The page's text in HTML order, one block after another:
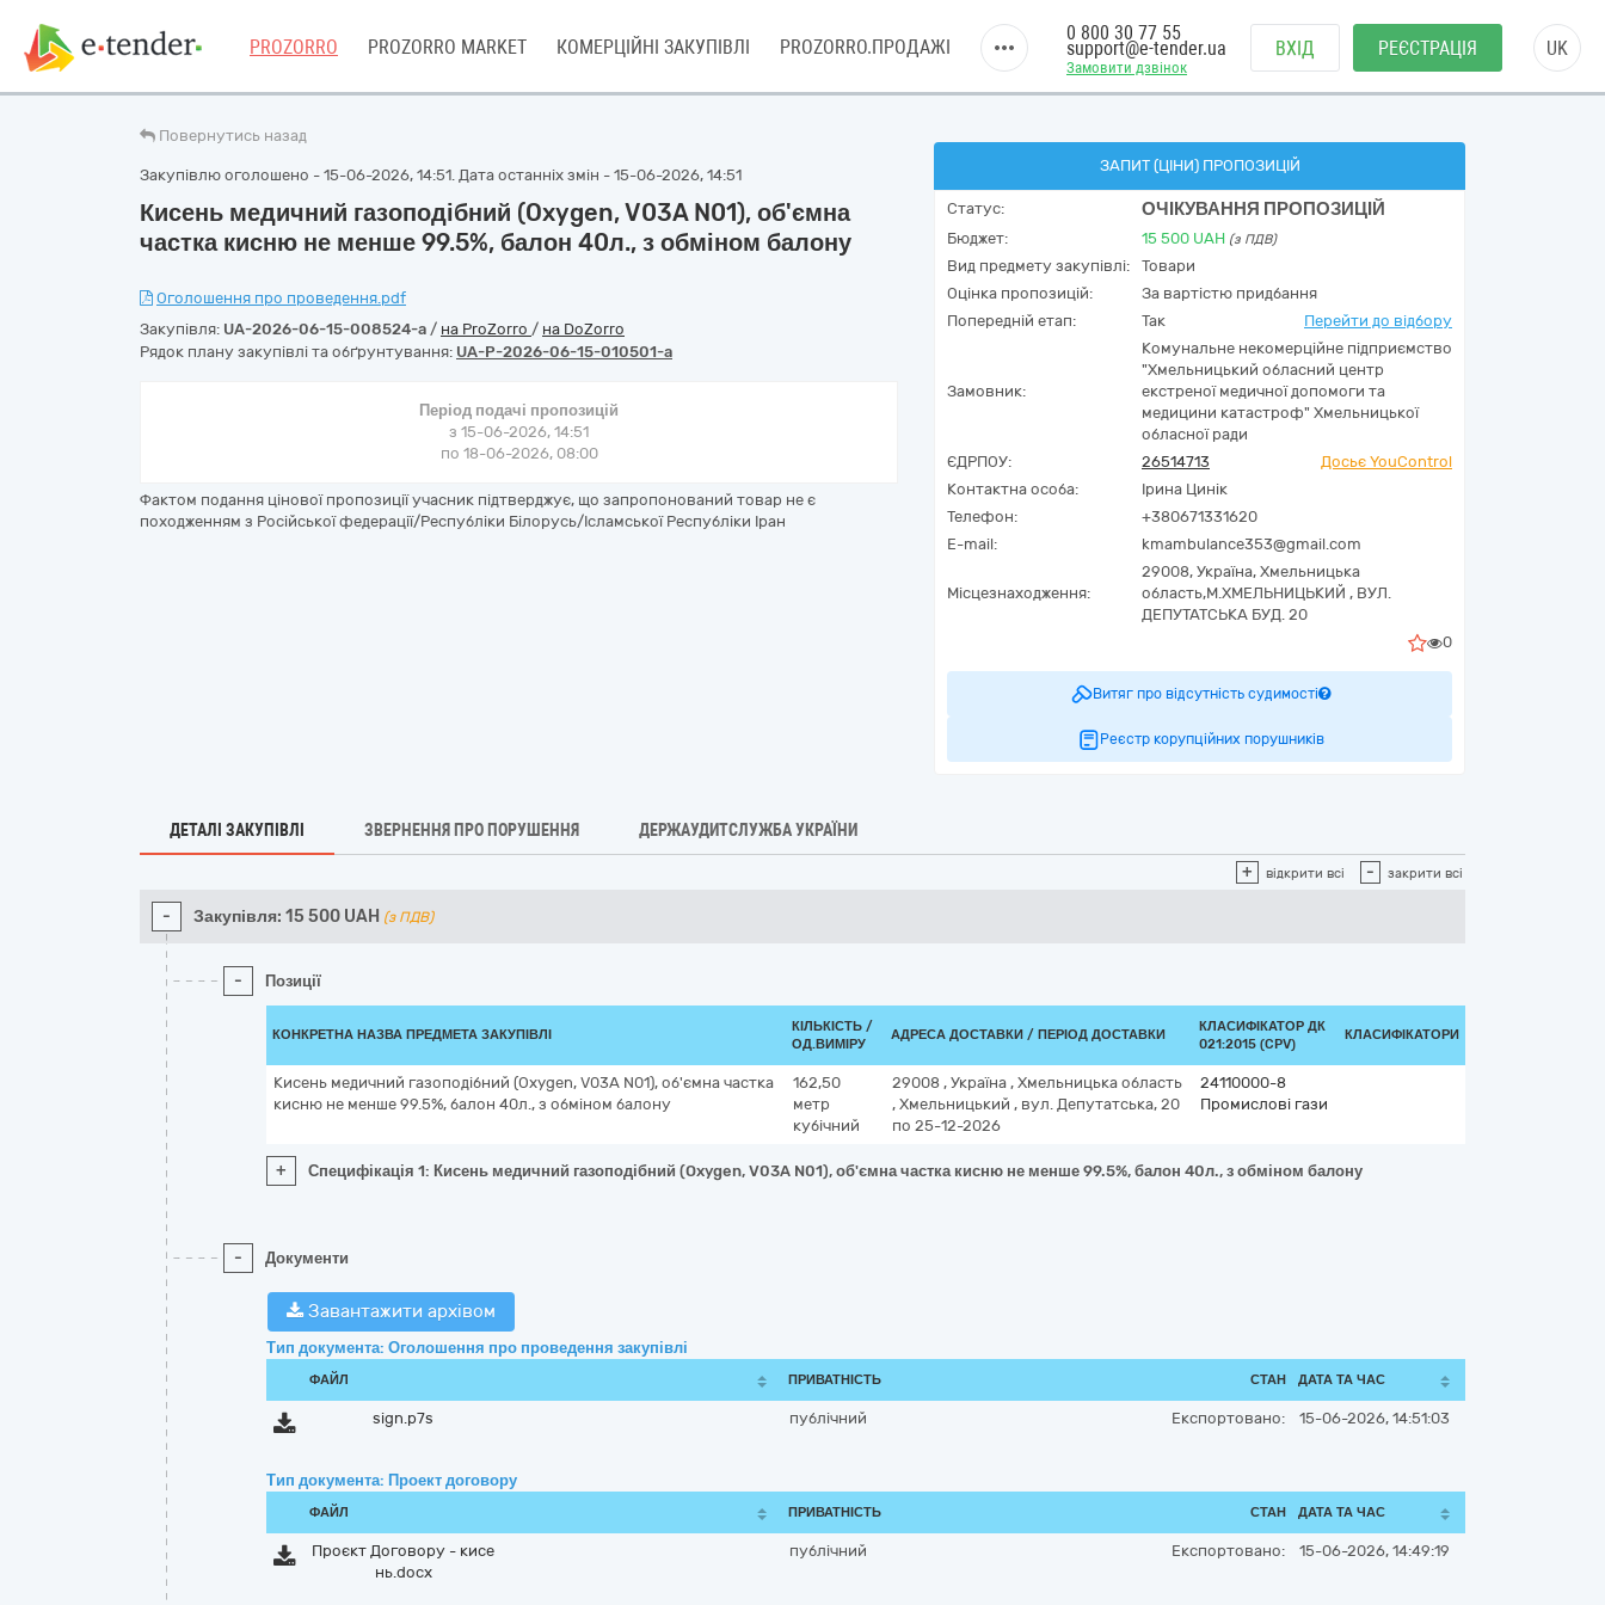
PROZORRO PROZORRO MARKET КОМЕРЦІЙНІ ЗАКУПІВЛІ PROZORRO.ПРОДАЖІ
Замовити дзвінок
0 800 30 77 55
support@e-tender.ua ВХІД РЕЄСТРАЦІЯ UK
Повернутись назад
Закупівлю оголошено - 15-06-2026, 14:51. Дата останніх змін - 15-06-2026, 14:51
Кисень медичний газоподібний (Oxygen, V03A N01), об'ємна
частка кисню не менше 99.5%, балон 40л., з обміном балону
Оголошення про проведення.pdf
Закупівля: UA-2026-06-15-008524-a / на ProZorro / на DoZorro
Рядок плану закупівлі та обґрунтування: UA-P-2026-06-15-010501-a
Період подачі пропозицій
з 15-06-2026, 14:51
по 18-06-2026, 08:00
Фактом подання цінової пропозиції учасник підтверджує, що запропонований товар не є
походженням з Російської федерації/Республіки Білорусь/Ісламської Республіки Іран
ЗАПИТ (ЦІНИ) ПРОПОЗИЦІЙ
Статус: ОЧІКУВАННЯ ПРОПОЗИЦІЙ
Бюджет: 15 500 UAH (з ПДВ)
Вид предмету закупівлі:
Товари
Оцінка пропозицій:
За вартістю придбання
Попередній етап:
Так Перейти до відбору
Замовник:
Комунальне некомерційне підприємство
"Хмельницький обласний центр
екстреної медичної допомоги та
медицини катастроф" Хмельницької
обласної ради
ЄДРПОУ:
26514713
Досьє YouControl
Контактна особа:
Ірина Цинік
Телефон:
+380671331620
E-mail:
kmambulance353@gmail.com
Місцезнаходження:
29008, Україна, Хмельницька
область,М.ХМЕЛЬНИЦЬКИЙ , ВУЛ.
ДЕПУТАТСЬКА БУД. 20
0
Витяг про відсутність судимості
Реєстр корупційних порушників
ДЕТАЛІ ЗАКУПІВЛІ ЗВЕРНЕННЯ ПРО ПОРУШЕННЯ ДЕРЖАУДИТСЛУЖБА УКРАЇНИ
+ відкрити всі - закрити всі
- Закупівля: 15 500 UAH (з ПДВ)
- Позиції
КОНКРЕТНА НАЗВА ПРЕДМЕТА ЗАКУПІВЛІ
КІЛЬКІСТЬ /
ОД.ВИМІРУ
АДРЕСА ДОСТАВКИ / ПЕРІОД ДОСТАВКИ
КЛАСИФІКАТОР ДК
021:2015 (CPV)
КЛАСИФІКАТОРИ
Кисень медичний газоподібний (Oxygen, V03A N01), об'ємна частка
кисню не менше 99.5%, балон 40л., з обміном балону
162,50
метр
кубічний
29008 , Україна , Хмельницька область
, Хмельницький , вул. Депутатська, 20
по 25-12-2026
24110000-8
Промислові гази
+ Специфікація 1: Кисень медичний газоподібний (Oxygen, V03A N01), об'ємна частка кисню не менше 99.5%, балон 40л., з обміном балону
- Документи
Завантажити архівом
Тип документа: Оголошення про проведення закупівлі
ФАЙЛ ПРИВАТНІСТЬ СТАН ДАТА ТА ЧАС
sign.p7s публічний Експортовано: 15-06-2026, 14:51:03
Тип документа: Проект договору
ФАЙЛ ПРИВАТНІСТЬ СТАН ДАТА ТА ЧАС
Проєкт Договору - кисе
нь.docx
публічний Експортовано: 15-06-2026, 14:49:19